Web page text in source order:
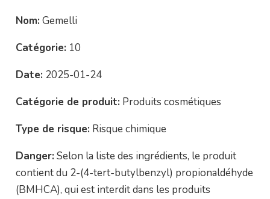
Nom: Gemelli
Catégorie: 10
Date: 2025-01-24
Catégorie de produit: Produits cosmétiques
Type de risque: Risque chimique
Danger: Selon la liste des ingrédients, le produit
contient du 2-(4-tert-butylbenzyl) propionaldéhyde
(BMHCA), qui est interdit dans les produits